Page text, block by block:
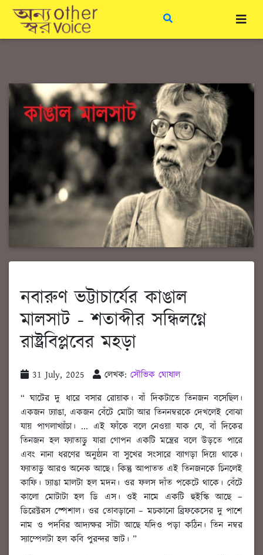
নবারুণ ভট্টাচার্যের কাঙাল
মালসাট - শতাব্দীর সন্ধিলগ্নে
রাষ্ট্রবিপ্লবের মহড়া
31 July, 2025 লেখক: সৌভিক ঘোষাল
“ ঘাটের দু ধারে বসার রোয়াক। বাঁ দিকটাতে তিনজন বসেছিল।
একজন ঢ্যাঙা, একজন বেঁটে মোটা আর তিননম্বরকে দেখলেই বোঝা
যায় পাগলাখ্যাঁচা। ... এই ফাঁকে বলে নেওয়া যাক যে, বাঁ দিকের
তিনজন হল ফ্যাতাড়ু যারা গোপন একটি মন্ত্রের বলে উড়তে পারে
এবং নানা ধরণের অনুষ্ঠান বা সুখের সংসারে ব্যাগড়া দিয়ে থাকে।
ফ্যাতাড়ু আরও অনেক আছে। কিন্তু আপাতত এই তিনজনকে চিনলেই
কাফি। ঢ্যাঙা মালটা হল মদন। ওর ফলস দাঁত পকেটে থাকে। বেঁটে
কালো মোটাটা হল ডি এস। ওই নামে একটি হুইস্কি আছে –
ডিরেক্টরস স্পেশাল। ওর তোবড়ানো – মচকানো ব্রিফকেসের দু পাশে
নাম ও পদবির আদ্যক্ষর সাঁটা আছে যদিও পড়া কঠিন। তিন নম্বর
স্যাম্পেলটা হল কবি পুরন্দর ভাট। ”